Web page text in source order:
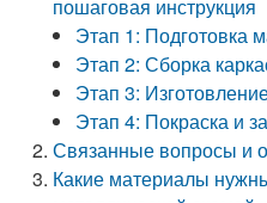
пошаговая инструкция
Этап 1: Подготовка
Этап 2: Сборка
Этап 3:
Этап 4: Покраска и
Связанные вопросы и
Какие материалы